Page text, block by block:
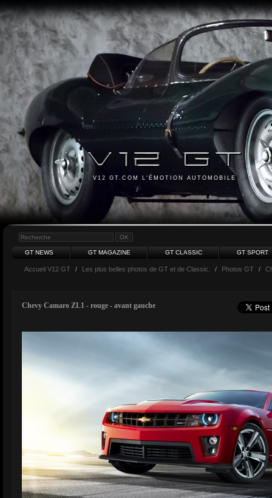
V12 GT.COM L'ÉMOTION AUTOMOBILE
GT NEWS GT MAGAZINE GT CLASSIC GT SPORT
Accueil V12 GT / Les plus belles photos de GT et de Classic. / Photos GT /
Chevy Camaro ZL1 - rouge - avant gauche